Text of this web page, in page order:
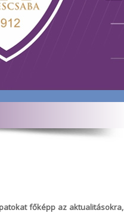
főképp az aktualitásokra,